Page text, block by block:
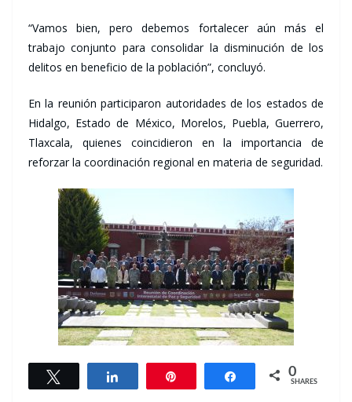
“Vamos bien, pero debemos fortalecer aún más el
trabajo conjunto para consolidar la disminución de los
delitos en beneficio de la población”, concluyó.
En la reunión participaron autoridades de los estados de
Hidalgo, Estado de México, Morelos, Puebla, Guerrero,
Tlaxcala, quienes coincidieron en la importancia de
reforzar la coordinación regional en materia de seguridad.
Share 0
SHARES